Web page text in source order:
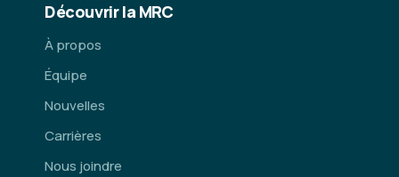
Découvrir la MRC
À propos
Équipe
Nouvelles
Carrières
Nous joindre